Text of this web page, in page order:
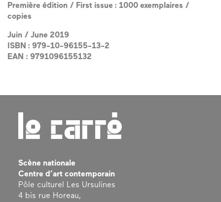
Première édition / First issue : 1000 exemplaires /
copies
Juin / June 2019
ISBN : 979-10-96155-13-2
EAN : 9791096155132
Scène nationale
Centre d’art contemporain
Pôle culturel Les Ursulines
4 bis rue Horeau,